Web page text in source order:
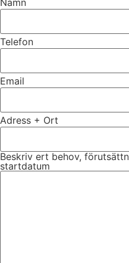
Namn
Telefon
Email
Adress + Ort
Beskriv ert behov,
startdatum